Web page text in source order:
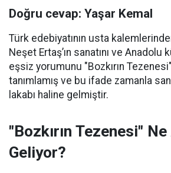
Doğru cevap: Yaşar Kemal
Türk edebiyatının usta
Neşet Ertaş’ın sanatını ve Anadolu
eşsiz yorumunu "Bozkırın
tanımlamış ve bu ifade zamanla
lakabı haline gelmiştir.
"Bozkırın Tezenesi"
Geliyor?